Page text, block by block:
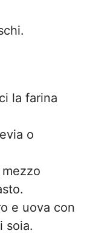
la farina
o
e uova con
soia.